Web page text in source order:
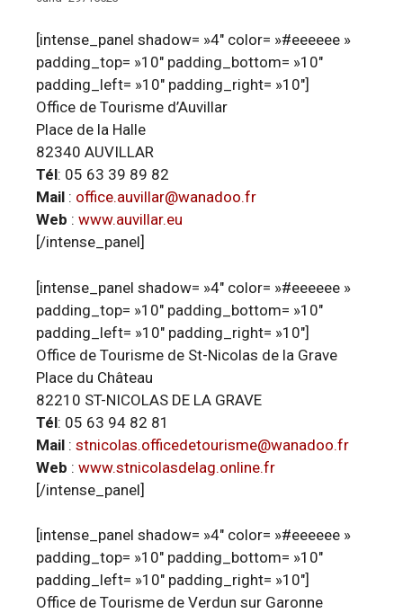
[intense_panel shadow= »4″ color= »#eeeeee »
padding_top= »10″ padding_bottom= »10″
padding_left= »10″ padding_right= »10″]
Office de Tourisme d’Auvillar
Place de la Halle
82340 AUVILLAR
Tél: 05 63 39 89 82
Mail : office.auvillar@wanadoo.fr
Web : www.auvillar.eu
[/intense_panel]
[intense_panel shadow= »4″ color= »#eeeeee »
padding_top= »10″ padding_bottom= »10″
padding_left= »10″ padding_right= »10″]
Office de Tourisme de St-Nicolas de la Grave
Place du Château
82210 ST-NICOLAS DE LA GRAVE
Tél: 05 63 94 82 81
Mail : stnicolas.officedetourisme@wanadoo.fr
Web : www.stnicolasdelag.online.fr
[/intense_panel]
[intense_panel shadow= »4″ color= »#eeeeee »
padding_top= »10″ padding_bottom= »10″
padding_left= »10″ padding_right= »10″]
Office de Tourisme de Verdun sur Garonne